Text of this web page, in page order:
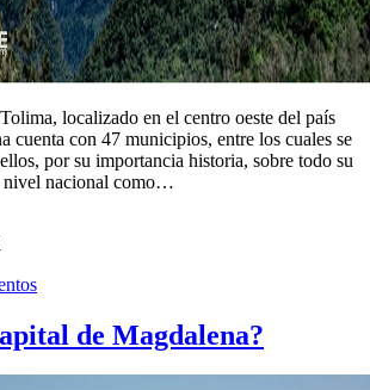
localizado en el centro oeste del país
cuenta con 47 municipios, entre los cuales se
por su importancia historia, sobre todo su
nivel nacional como…
de Magdalena?